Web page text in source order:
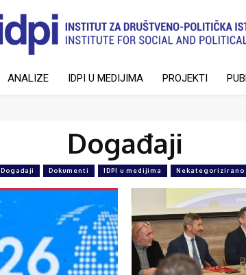
ANALIZE IDPI U MEDIJIMA PROJEKTI
Događaji
Događaji Dokumenti IDPI u medijima Nekategorizirano